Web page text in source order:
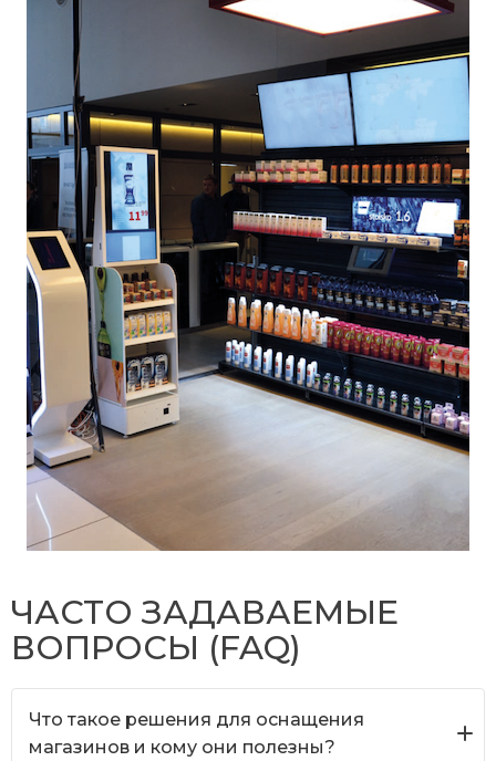
ЧАСТО ЗАДАВАЕМЫЕ
ВОПРОСЫ (FAQ)
Что такое решения для оснащения
магазинов и кому они полезны?